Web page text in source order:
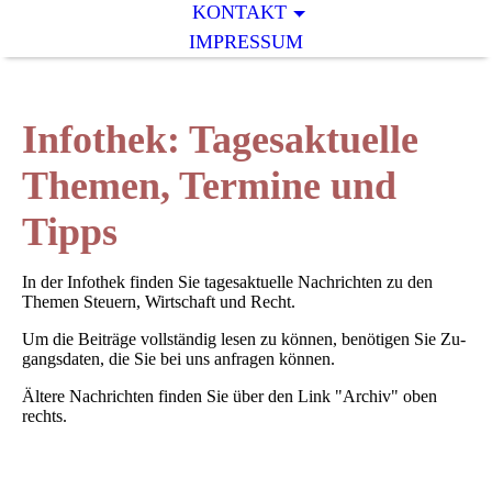
KONTAKT
IMPRESSUM
Infothek: Tagesaktuelle
Themen, Termine und
Tipps
In der Infothek finden Sie tagesaktuelle Nachrichten zu den
Themen Steuern, Wirtschaft und Recht.
Um die Bei­träge vollständig lesen zu können, benötigen Sie Zu­
gangs­daten, die Sie bei uns anfragen können.
Ältere Nachrichten finden Sie über den Link "Archiv" oben
rechts.